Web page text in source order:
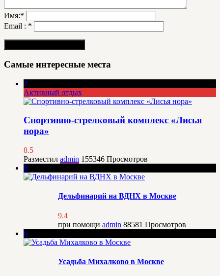
Имя:*
Email : *
Самые интересные места
2
Активный отдых
Спортивно-стрелковый комплекс «Лисья
нора»
8.5
Разместил admin 155346 Просмотров
0
Дельфинарий на ВДНХ в Москве
9.4
при помощи admin 88581 Просмотров
6
Усадьба Михалково в Москве